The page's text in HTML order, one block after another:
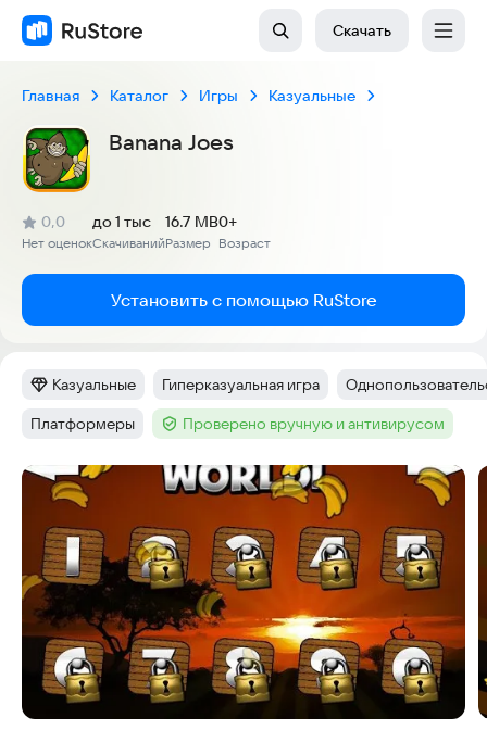
Скачать
Главная Каталог Игры Казуальные
Banana Joes
Рейтинг:
0,0
(
Нет оценок
)
Скачиваний
до 1 тыс
Размер
16.7 MB
Возраст
0+
Установить с помощью RuStore
Категория:
Казуальные Тег:
Гиперказуальная игра Тег:
Тег:
Платформеры Тег :Проверено вручную и антивирусом
Скриншоты